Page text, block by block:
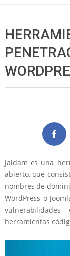
Jaidam es una
abierto, que
nombres de
WordPress o
herramientas